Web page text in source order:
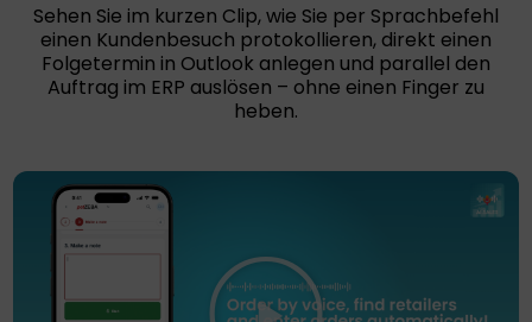
Sehen Sie im kurzen Clip, wie Sie per Sprachbefehl
einen Kundenbesuch protokollieren, direkt einen
Folge­termin in Outlook anlegen und parallel den
Auftrag im ERP auslösen – ohne einen Finger zu
heben.